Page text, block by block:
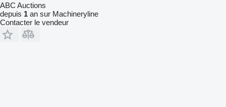
ABC Auctions
depuis 1 an sur Machineryline
Contacter le vendeur